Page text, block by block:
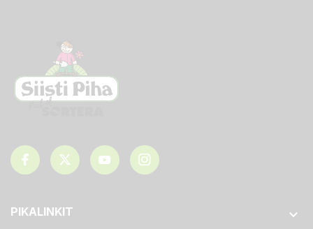
PIKALINKIT 